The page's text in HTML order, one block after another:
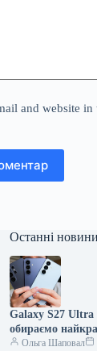
and website
Останні новини
Galaxy S27
обираємо
флагман
Ольга Шаповал